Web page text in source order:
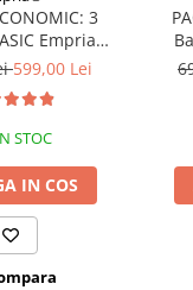
3
Empria
cm +
599,00 Lei
STOC
IN COS